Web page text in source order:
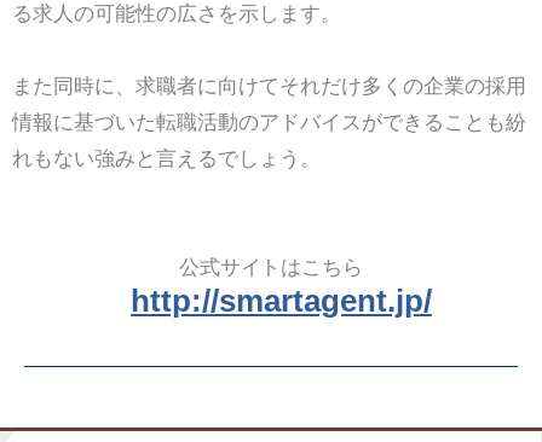
る求人の可能性の広さを示します。
また同時に、求職者に向けてそれだけ多くの企業の採用
情報に基づいた転職活動のアドバイスができることも紛
れもない強みと言えるでしょう。
公式サイトはこちら
http://smartagent.jp/